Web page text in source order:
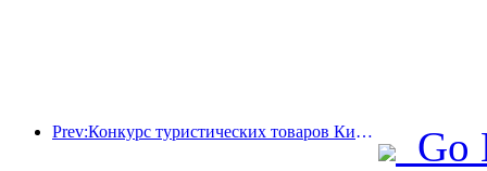
Prev:Конкурс туристических товаров Китая успешно прошел в Сянтане (провинция Хунань).
Go